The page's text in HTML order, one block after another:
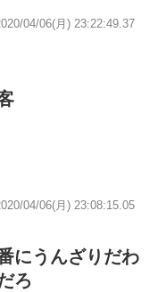
04/06(月) 23:22:49.37
04/06(月) 23:08:15.05
にうんざりだわ
ろ